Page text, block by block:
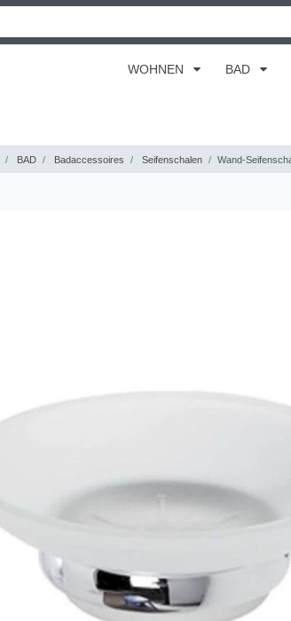
WOHNEN BAD
BAD Badaccessoires Seifenschalen Wand-